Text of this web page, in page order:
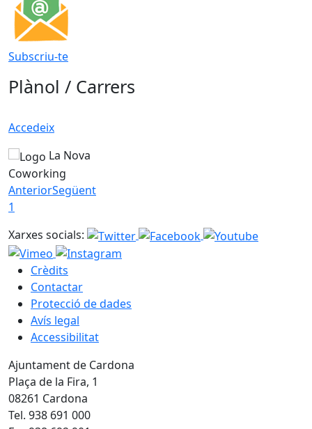
Subscriu-te
Plànol / Carrers
Accedeix
La Nova
Coworking
AnteriorSegüent
1
Xarxes socials:
Crèdits
Contactar
Protecció de dades
Avís legal
Accessibilitat
Ajuntament de Cardona
Plaça de la Fira, 1
08261 Cardona
Tel. 938 691 000